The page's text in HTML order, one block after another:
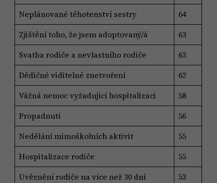
Neplánované těhotenství sestry
64
Zjištění toho, že jsem adoptovaný/á
63
Svatba rodiče a nevlastního rodiče
63
Dědičné viditelné znetvoření
62
Vážná nemoc vyžadující hospitalizaci
58
Propadnutí
56
Nedělání mimoškolních aktivit
55
Hospitalizace rodiče
55
Uvěznění rodiče na více než 30 dní
53